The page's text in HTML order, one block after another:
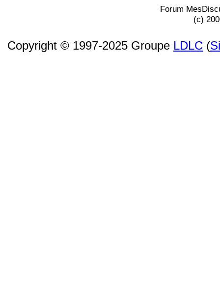
Forum
(c)
Copyright © 1997-2025 Groupe LDLC (